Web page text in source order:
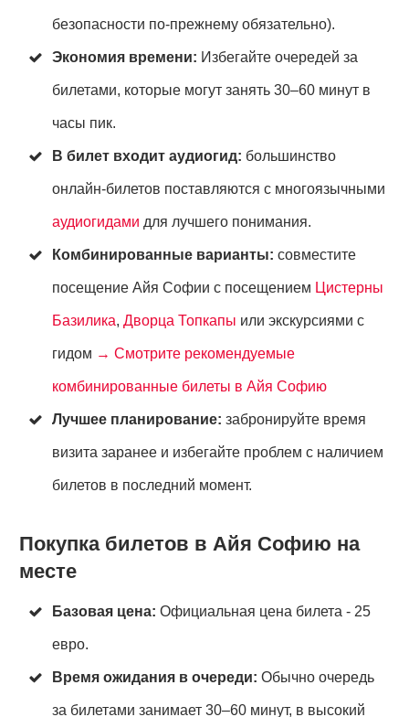
безопасности по-прежнему обязательно).
Экономия времени: Избегайте очередей за
билетами, которые могут занять 30–60 минут в
часы пик.
В билет входит аудиогид: большинство
онлайн-билетов поставляются с многоязычными
аудиогидами для лучшего понимания.
Комбинированные варианты: совместите
посещение Айя Софии с посещением Цистерны
Базилика, Дворца Топкапы или экскурсиями с
гидом → Смотрите рекомендуемые
комбинированные билеты в Айя Софию
Лучшее планирование: забронируйте время
визита заранее и избегайте проблем с наличием
билетов в последний момент.
Покупка билетов в Айя Софию на
месте
Базовая цена: Официальная цена билета - 25
евро.
Время ожидания в очереди: Обычно очередь
за билетами занимает 30–60 минут, в высокий